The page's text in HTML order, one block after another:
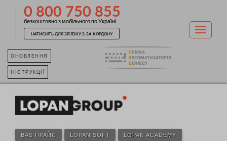
0 800 750 855
безкоштовно з мобільного по Україні
НАТИСНІТЬ ДЛЯ ЗВ'ЯЗКУ З-ЗА КОРДОНУ
ОНОВЛЕННЯ
ІНСТРУКЦІЇ
BAS ПРАЙС LOPAN SOFT LOPAN ACADEMY